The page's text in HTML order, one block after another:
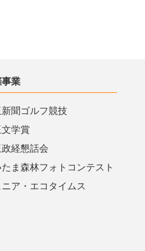
業
聞ゴルフ競技
学賞
経懇話会
ま森林フォトコンテスト
ア・エコタイムス